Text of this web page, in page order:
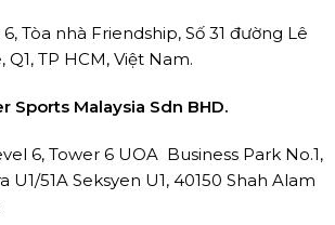
Tòa nhà Friendship, Số 31 đường Lê
TP HCM, Việt Nam.
Sports Malaysia Sdn BHD.
6, Tower 6 UOA Business Park No.1,
51A Seksyen U1, 40150 Shah Alam